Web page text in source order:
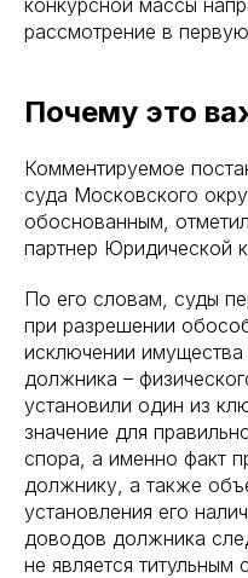
конкурсной массы
рассмотрение в
Почему это
Комментируемое
суда Московского
обоснованным,
партнер Юридической
По его словам, суды
при разрешении
исключении
должника –
установили один из
значение для
спора, а именно факт
должнику, а также
установления его
доводов должника
не является